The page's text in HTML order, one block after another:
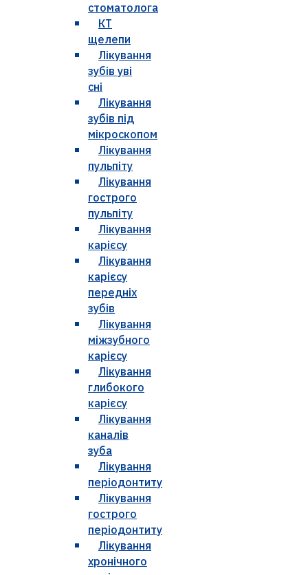
стоматолога
КТ
щелепи
Лікування
зубів уві
сні
Лікування
зубів під
мікроскопом
Лікування
пульпіту
Лікування
гострого
пульпіту
Лікування
карієсу
Лікування
карієсу
передніх
зубів
Лікування
міжзубного
карієсу
Лікування
глибокого
карієсу
Лікування
каналів
зуба
Лікування
періодонтиту
Лікування
гострого
періодонтиту
Лікування
хронічного